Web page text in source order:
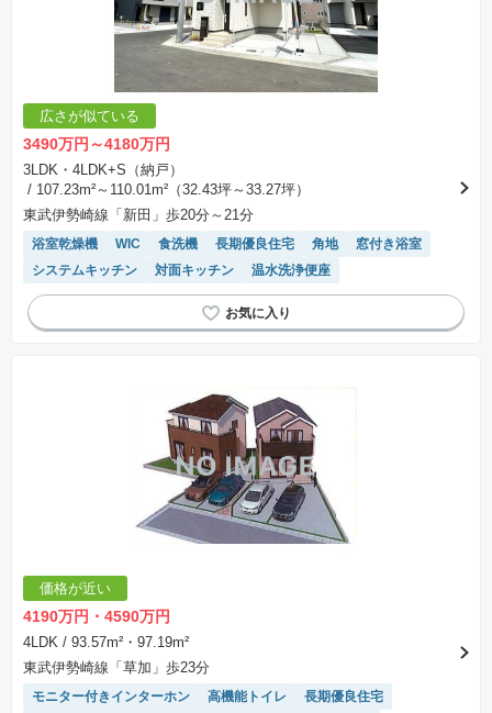
広さが似ている
3490万円～4180万円
3LDK・4LDK+S（納戸）
/ 107.23m²～110.01m²（32.43坪～33.27坪）
東武伊勢崎線「新田」歩20分～21分
浴室乾燥機 WIC 食洗機 長期優良住宅 角地
窓付き浴室
システムキッチン
対面キッチン 温水洗浄便座
価格が近い
4190万円・4590万円
4LDK / 93.57m²・97.19m²
東武伊勢崎線「草加」歩23分
モニター付きインターホン 高機能トイレ
長期優良住宅